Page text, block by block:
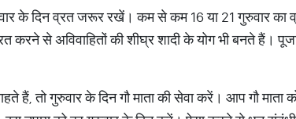
के दिन व्रत जरूर रखें। कम से कम 16 या 21 गुरुवार
करने से अविवाहितों की शीघ्र शादी के योग भी बनते हैं।
हैं, तो गुरुवार के दिन गौ माता की सेवा करें। आप गौ